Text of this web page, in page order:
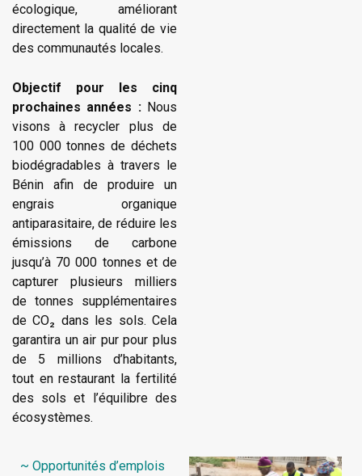
écologique, améliorant
directement la qualité de vie
des communautés locales.
Objectif pour les cinq
prochaines années : Nous
visons à recycler plus de
100 000 tonnes de déchets
biodégradables à travers le
Bénin afin de produire un
engrais organique
antiparasitaire, de réduire les
émissions de carbone
jusqu’à 70 000 tonnes et de
capturer plusieurs milliers
de tonnes supplémentaires
de CO₂ dans les sols. Cela
garantira un air pur pour plus
de 5 millions d’habitants,
tout en restaurant la fertilité
des sols et l’équilibre des
écosystèmes.
~ Opportunités d’emplois